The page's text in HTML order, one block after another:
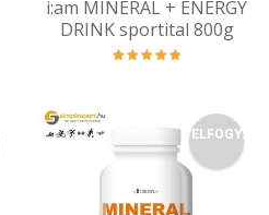
i:am MINERAL + ENERGY
DRINK sportital 800g
ELFOGY.